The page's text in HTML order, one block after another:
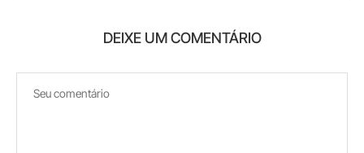
DEIXE UM COMENTÁRIO